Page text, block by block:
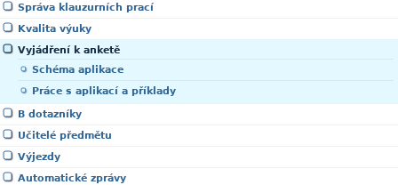
Správa klauzurních prací
Kvalita výuky
Vyjádření k anketě
Schéma aplikace
Práce s aplikací a příklady
B dotazníky
Učitelé předmětu
Výjezdy
Automatické zprávy